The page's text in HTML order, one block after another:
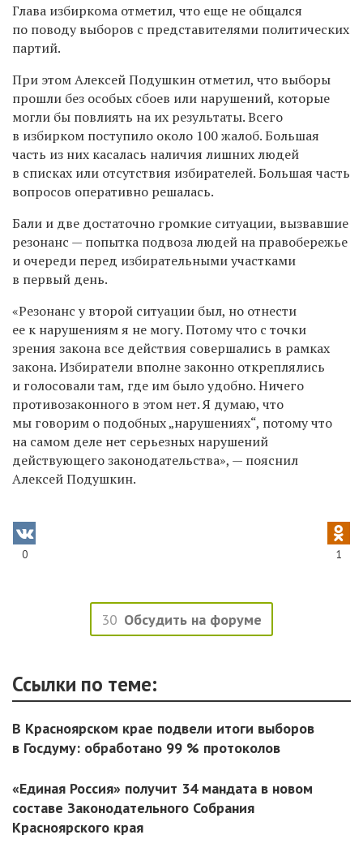
Глава избиркома отметил, что еще не общался
по поводу выборов с представителями политических
партий.
При этом Алексей Подушкин отметил, что выборы
прошли без особых сбоев или нарушений, которые
могли бы повлиять на их результаты. Всего
в избирком поступило около 100 жалоб. Большая
часть из них касалась наличия лишних людей
в списках или отсутствия избирателей. Большая часть
вопросов оперативно решалась.
Бали и две достаточно громкие ситуации, вызвавшие
резонанс — попытка подвоза людей на правобережье
и очереди перед избирательными участками
в первый день.
«Резонанс у второй ситуации был, но отнести
ее к нарушениям я не могу. Потому что с точки
зрения закона все действия совершались в рамках
закона. Избиратели вполне законно откреплялись
и голосовали там, где им было удобно. Ничего
противозаконного в этом нет. Я думаю, что
мы говорим о подобных „нарушениях“, потому что
на самом деле нет серьезных нарушений
действующего законодательства», — пояснил
Алексей Подушкин.
0 1
30 Обсудить на форуме
Ссылки по теме:
В Красноярском крае подвели итоги выборов
в Госдуму: обработано 99 % протоколов
«Единая Россия» получит 34 мандата в новом
составе Законодательного Собрания
Красноярского края